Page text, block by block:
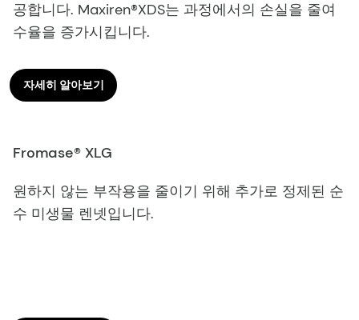
공합니다. Maxiren®XDS는 과정에서의 손실을 줄여
수율을 증가시킵니다.
자세히 알아보기
Fromase® XLG
원하지 않는 부작용을 줄이기 위해 추가로 정제된 순
수 미생물 렌넷입니다.